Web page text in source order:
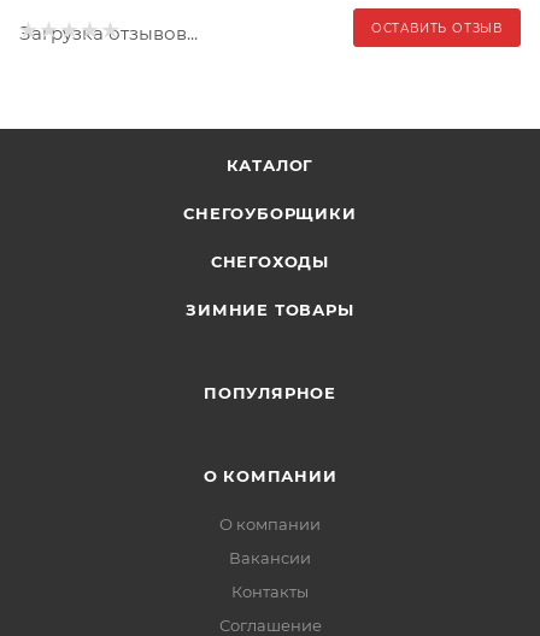
ОСТАВИТЬ ОТЗЫВ
Загрузка отзывов...
КАТАЛОГ
СНЕГОУБОРЩИКИ
СНЕГОХОДЫ
ЗИМНИЕ ТОВАРЫ
ПОПУЛЯРНОЕ
О КОМПАНИИ
О компании
Вакансии
Контакты
Соглашение